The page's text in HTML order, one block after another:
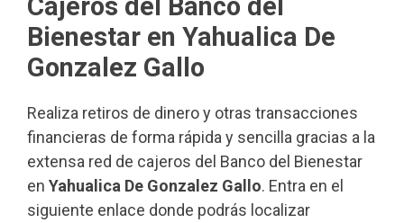
Cajeros del Banco del
Bienestar en Yahualica De
Gonzalez Gallo
Realiza retiros de dinero y otras transacciones
financieras de forma rápida y sencilla gracias a la
extensa red de cajeros del Banco del Bienestar
en Yahualica De Gonzalez Gallo. Entra en el
siguiente enlace donde podrás localizar